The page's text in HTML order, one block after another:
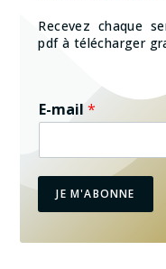
Recevez chaque
pdf à télécharger
E-mail*
JE M'ABONNE